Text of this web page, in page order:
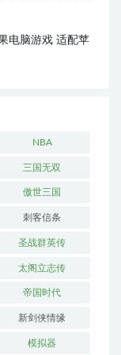
电脑游戏 适配苹
NBA
三国无双
傲世三国
刺客信条
圣战群英传
太阁立志传
帝国时代
新剑侠情缘
模拟器